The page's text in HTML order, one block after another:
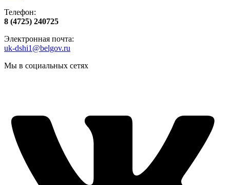
Телефон:
8 (4725) 240725
Электронная почта:
uk-dshi1@belgov.ru
Мы в социальных сетях